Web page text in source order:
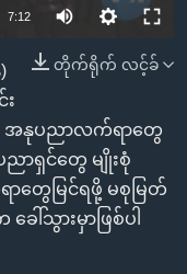
7:12
တိုက်ရိုက် လင့်ခ်
အနုပညာလက်ရာတွေ
ညာရှင်တွေ မျိုးစုံ
တွေမြင်ရဖို့ မစုမြတ်
ါ်သွားမှာဖြစ်ပါ